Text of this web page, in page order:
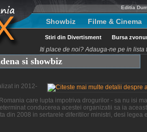
Editia
Showbiz Filme & Cinema
Stiri din Divertisment Bursa
Iti place de noi? Adauga-ne pe in lista
si showbiz
in 2012-
care lupta impotriva drogurilor - sa nu isi
conducerea acestei organizatii sa ia
din 2008 in sertarele diferitilor ministri, desi legea